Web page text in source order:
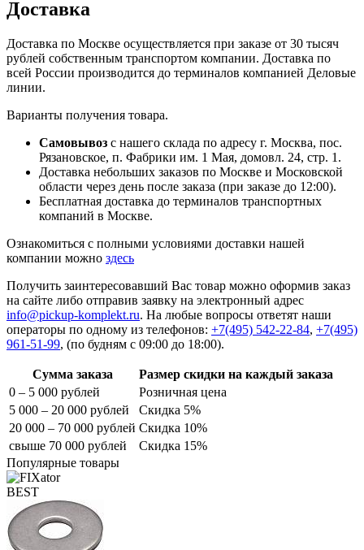
Доставка
Доставка по Москве осуществляется при заказе от 30 тысяч
рублей собственным транспортом компании. Доставка по
всей России производится до терминалов компанией Деловые
линии.
Варианты получения товара.
Самовывоз с нашего склада по адресу г. Москва, пос.
Рязановское, п. Фабрики им. 1 Мая, домовл. 24, стр. 1.
Доставка небольших заказов по Москве и Московской
области через день после заказа (при заказе до 12:00).
Бесплатная доставка до терминалов транспортных
компаний в Москве.
Ознакомиться с полными условиями доставки нашей
компании можно здесь
Получить заинтересовавший Вас товар можно оформив заказ
на сайте либо отправив заявку на электронный адрес
info@pickup-komplekt.ru. На любые вопросы ответят наши
операторы по одному из телефонов: +7(495) 542-22-84, +7(495)
961-51-99, (по будням с 09:00 до 18:00).
Сумма заказа
Размер скидки на каждый заказа
0 – 5 000 рублей
Розничная цена
5 000 – 20 000 рублей
Скидка 5%
20 000 – 70 000 рублей Скидка 10%
свыше 70 000 рублей
Скидка 15%
Популярные товары
BEST